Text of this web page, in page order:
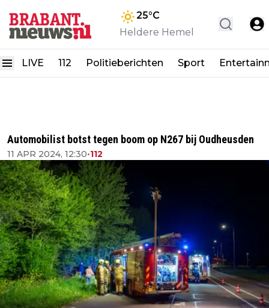
25°C
Heldere Hemel
LIVE 112 Politieberichten Sport
Automobilist botst tegen boom op N267 bij Oudheusden
11 APR 2024, 12:30•112